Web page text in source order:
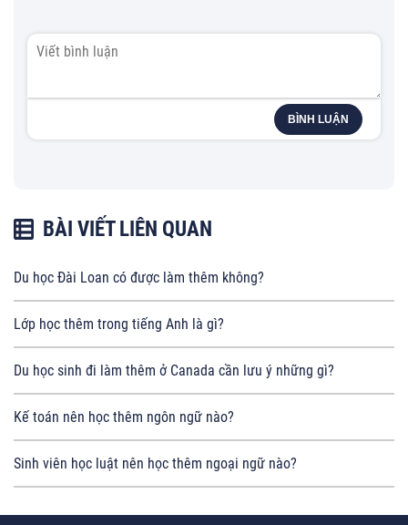
BÌNH LUẬN
BÀI VIẾT LIÊN QUAN
Du học Đài Loan có được làm thêm không?
Lớp học thêm trong tiếng Anh là gì?
Du học sinh đi làm thêm ở Canada cần lưu ý những gì?
Kế toán nên học thêm ngôn ngữ nào?
Sinh viên học luật nên học thêm ngoại ngữ nào?